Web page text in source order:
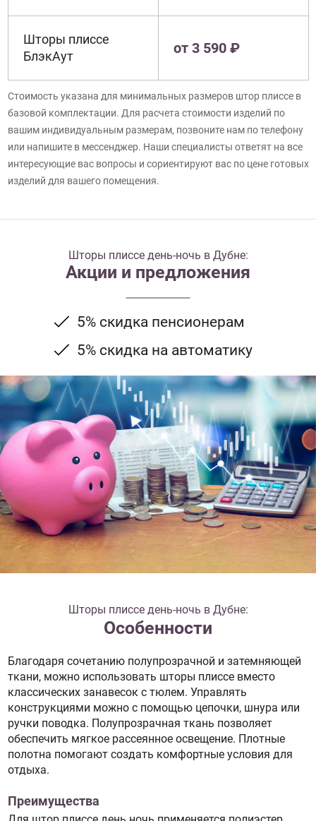
Шторы плиссе
БлэкАут
от 3 590 ₽
Стоимость указана для минимальных размеров штор плиссе в
базовой комплектации. Для расчета стоимости изделий по
вашим индивидуальным размерам, позвоните нам по телефону
или напишите в мессенджер. Наши специалисты ответят на все
интересующие вас вопросы и сориентируют вас по цене готовых
изделий для вашего помещения.
Шторы плиссе день-ночь в Дубне:
Акции и предложения
5% скидка пенсионерам
5% скидка на автоматику
Шторы плиссе день-ночь в Дубне:
Особенности
Благодаря сочетанию полупрозрачной и затемняющей
ткани, можно использовать шторы плиссе вместо
классических занавесок с тюлем. Управлять
конструкциями можно с помощью цепочки, шнура или
ручки поводка. Полупрозрачная ткань позволяет
обеспечить мягкое рассеянное освещение. Плотные
полотна помогают создать комфортные условия для
отдыха.
Преимущества